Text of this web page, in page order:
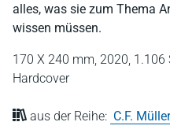
alles, was sie zum Thema
wissen müssen.
170 X 240 mm, 2020, 1.106
Hardcover
aus der Reihe: C.F.